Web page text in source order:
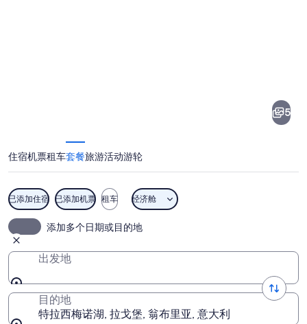
诺
湖
图
片
5
住宿机票租车套餐旅游活动游轮
已添加住宿 已添加机票 租车 经济舱
添加多个日期或目的地
出发地
目的地
特拉西梅诺湖, 拉戈堡, 翁布里亚, 意大利